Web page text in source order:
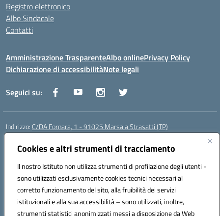
Cookies e altri strumenti di tracciamento
Il nostro Istituto non utilizza strumenti di profilazione degli utenti -
sono utilizzati esclusivamente cookies tecnici necessari al
corretto funzionamento del sito, alla fruibilità dei servizi
istituzionali e alla sua accessibilità – sono utilizzati, inoltre,
strumenti statistici anonimizzati messi a disposizione da Web
Registro elettronico
Albo Sindacale
Contatti
Amministrazione TrasparenteAlbo onlinePrivacy Policy
Dichiarazione di accessibilitàNote legali
Seguici su:
Indirizzo: C/DA Fornara, 1 - 91025 Marsala Strasatti (TP)
Centralino:
Posta elettronica certificata (PEC):tpic81600v@pec.istruzione.it
Codice fiscale: 82006360810
Codice meccanografico:TPIC81600V
Codice Indice delle Pubbliche Amministrazioni (IPA): istsc_tpic81600v
Codice unico di fatturazione (CUF): UFODYY